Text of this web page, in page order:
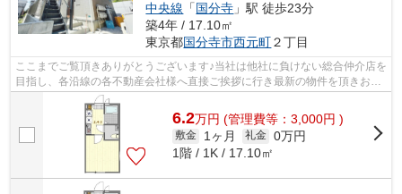
中央線 「国分寺 」駅 徒歩23分
築4年 / 17.10㎡
東京都国分寺市西元町２丁目
ここまでご覧頂きありがとうございます♪当社は他社に負けない総合仲介店を
目指し、各沿線の各不動産会社様へ直接ご挨拶に行き最新の物件を頂きお客
様へ提供しております！最新の情報は...
6.2万円 (管理費等：3,000円 )
敷金 1ヶ月 礼金 0万円
1階 / 1K / 17.10㎡